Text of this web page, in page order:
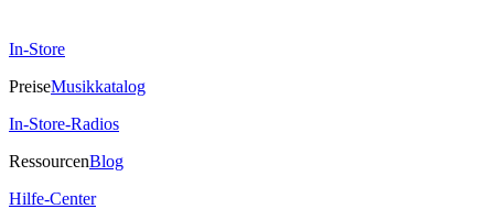
In-Store
PreiseMusikkatalog
In-Store-Radios
RessourcenBlog
Hilfe-Center